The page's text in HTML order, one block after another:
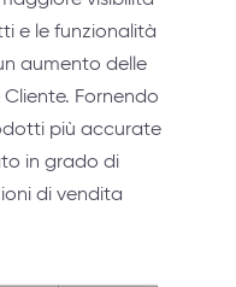
e le funzionalità
aumento delle
Fornendo
più accurate
in grado di
di vendita